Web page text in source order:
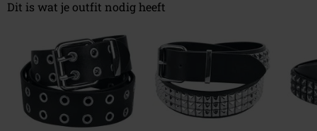
Dit is wat je outfit nodig heeft